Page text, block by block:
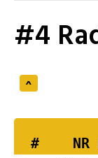
#4
^
  #    NR